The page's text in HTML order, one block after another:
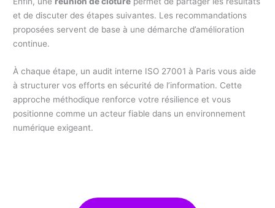
et de discuter des étapes suivantes. Les recommandations
proposées servent de base à une démarche d’amélioration
continue.
À chaque étape, un audit interne ISO 27001 à Paris vous aide
à structurer vos efforts en sécurité de l’information. Cette
approche méthodique renforce votre résilience et vous
positionne comme un acteur fiable dans un environnement
numérique exigeant.